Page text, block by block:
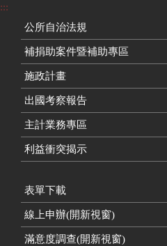
:::
公所自治法規
補捐助案件暨補助專區
施政計畫
出國考察報告
主計業務專區
利益衝突揭示
表單下載
線上申辦(開新視窗)
滿意度調查(開新視窗)